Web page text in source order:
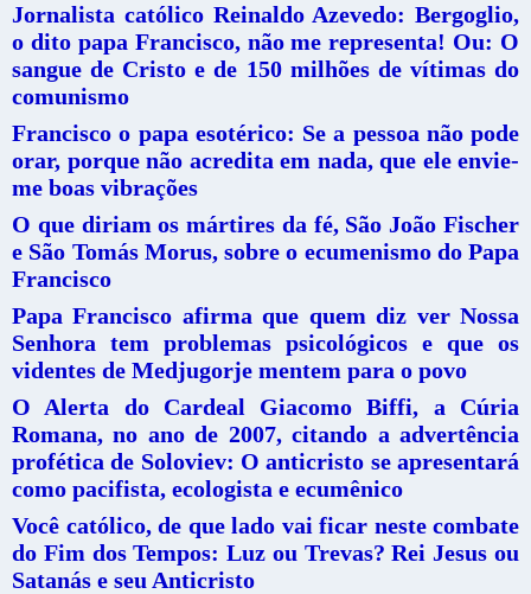
Jornalista católico Reinaldo Azevedo: Bergoglio,
o dito papa Francisco, não me representa! Ou: O
sangue de Cristo e de 150 milhões de vítimas do
comunismo
Francisco o papa esotérico: Se a pessoa não pode
orar, porque não acredita em nada, que ele envie-
me boas vibrações
O que diriam os mártires da fé, São João Fischer
e São Tomás Morus, sobre o ecumenismo do Papa
Francisco
Papa Francisco afirma que quem diz ver Nossa
Senhora tem problemas psicológicos e que os
videntes de Medjugorje mentem para o povo
O Alerta do Cardeal Giacomo Biffi, a Cúria
Romana, no ano de 2007, citando a advertência
profética de Soloviev: O anticristo se apresentará
como pacifista, ecologista e ecumênico
Você católico, de que lado vai ficar neste combate
do Fim dos Tempos: Luz ou Trevas? Rei Jesus ou
Satanás e seu Anticristo